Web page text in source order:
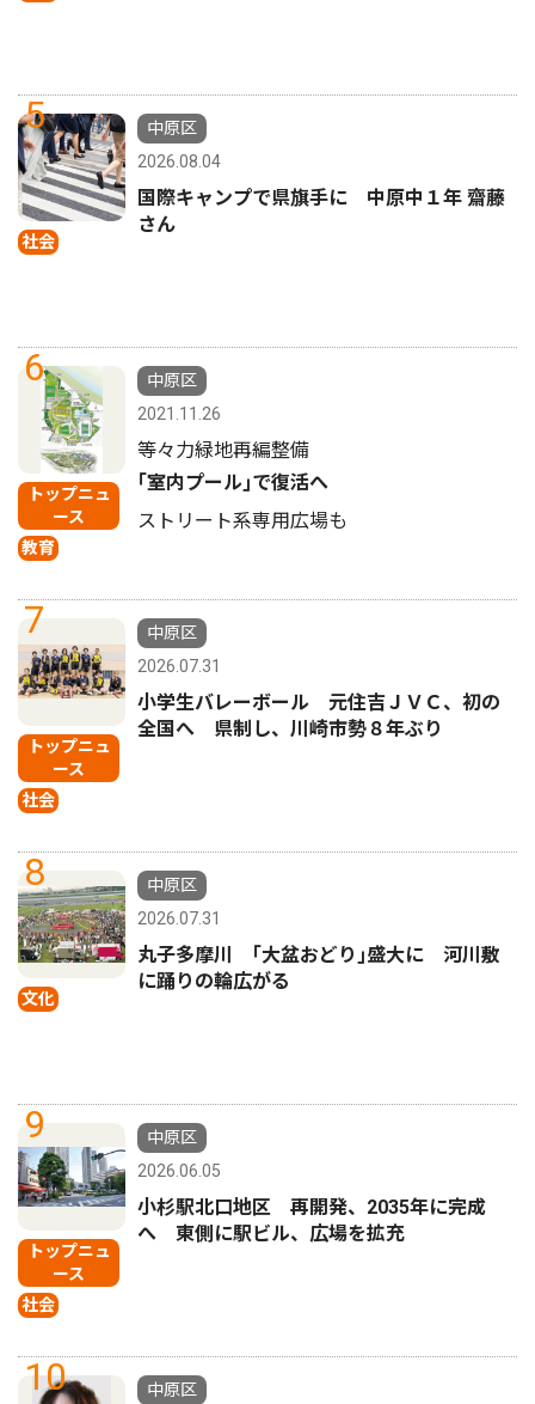
5
社会
中原区
2026.08.04
国際キャンプで県旗手に 中原中１年 齋藤
さん
6
トップニュ
ース
教育
中原区
2021.11.26
等々力緑地再編整備
｢室内プール｣で復活へ
ストリート系専用広場も
7
トップニュ
ース
社会
中原区
2026.07.31
小学生バレーボール 元住吉ＪＶＣ、初の
全国へ 県制し、川崎市勢８年ぶり
8
文化
中原区
2026.07.31
丸子多摩川 ｢大盆おどり｣盛大に 河川敷
に踊りの輪広がる
9
トップニュ
ース
社会
中原区
2026.06.05
小杉駅北口地区 再開発、2035年に完成
へ 東側に駅ビル、広場を拡充
10 中原区